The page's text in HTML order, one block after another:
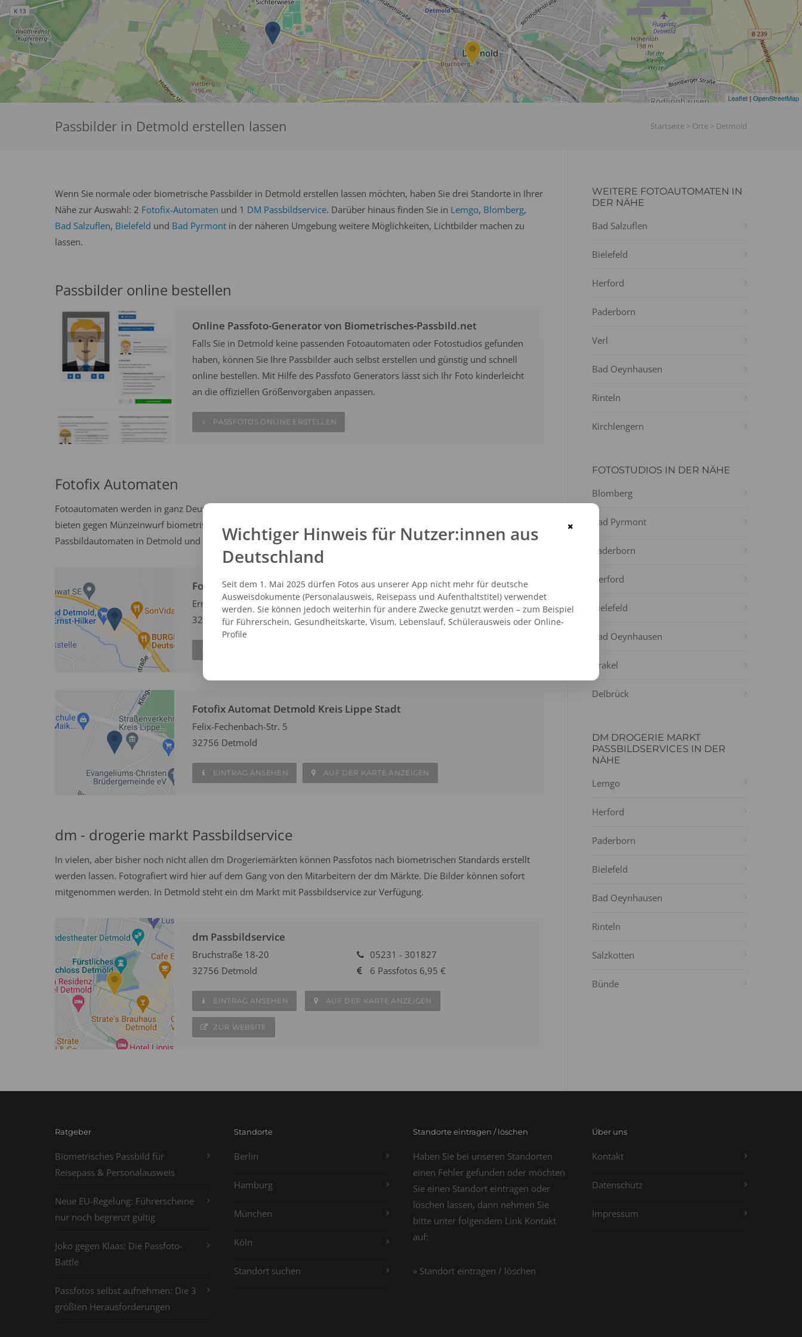
Leaflet|OpenStreetMap
Passbilder in Detmold erstellen lassen Startseite > Orte > Detmold
Wenn Sie normale oder biometrische Passbilder in Detmold erstellen lassen möchten, haben Sie drei Standorte in Ihrer
Nähe zur Auswahl: 2 Fotofix-Automaten und 1 DM Passbildservice. Darüber hinaus finden Sie in Lemgo, Blomberg,
Bad Salzuflen, Bielefeld und Bad Pyrmont in der näheren Umgebung weitere Möglichkeiten, Lichtbilder machen zu
lassen.
Passbilder online bestellen
Online Passfoto-Generator von Biometrisches-Passbild.net
Falls Sie in Detmold keine passenden Fotoautomaten oder Fotostudios gefunden
haben, können Sie Ihre Passbilder auch selbst erstellen und günstig und schnell
online bestellen. Mit Hilfe des Passfoto Generators lässt sich Ihr Foto kinderleicht
an die offiziellen Größenvorgaben anpassen.
PASSFOTOS ONLINE ERSTELLEN
Fotofix Automaten
Fotoautomaten werden in ganz Deutschland häufig an belebten Orten wie Bahnhöfen oder Flughäfen aufgestellt und
bieten gegen Münzeinwurf biometrische Passbilder nach offiziellen Vorgaben. Wählen Sie aus einem der zwei Fotofix-
Passbildautomaten in Detmold und erstellen Sie vor Ort innerhalb weniger Minuten Ihre eigenen Passfotos.
Fotofix Automat Detmold Kaufland
Ernst-Hilker-Straße
32758 Detmold
Fotofix Automat Detmold Kreis Lippe Stadt
Felix-Fechenbach-Str. 5
32756 Detmold
EINTRAG ANSEHEN AUF DER KARTE ANZEIGEN
dm - drogerie markt Passbildservice
In vielen, aber bisher noch nicht allen dm Drogeriemärkten können Passfotos nach biometrischen Standards erstellt
werden lassen. Fotografiert wird hier auf dem Gang von den Mitarbeitern der dm Märkte. Die Bilder können sofort
mitgenommen werden. In Detmold steht ein dm Markt mit Passbildservice zur Verfügung.
dm Passbildservice
Bruchstraße 18-20
32756 Detmold
05231 - 301827
6 Passfotos 6,95 €
EINTRAG ANSEHEN AUF DER KARTE ANZEIGEN
ZUR WEBSITE
WEITERE FOTOAUTOMATEN IN
DER NÄHE
Bad Salzuflen
Bielefeld
Herford
Paderborn
Verl
Bad Oeynhausen
Rinteln
Kirchlengern
FOTOSTUDIOS IN DER NÄHE
Blomberg
Bad Pyrmont
Paderborn
Herford
Bielefeld
Bad Oeynhausen
Brakel
Delbrück
DM DROGERIE MARKT
PASSBILDSERVICES IN DER
NÄHE
Lemgo
Herford
Paderborn
Bielefeld
Bad Oeynhausen
Rinteln
Salzkotten
Bünde
Ratgeber
Biometrisches Passbild für
Reisepass & Personalausweis
Neue EU-Regelung: Führerscheine
nur noch begrenzt gültig
Joko gegen Klaas: Die Passfoto-
Battle
Passfotos selbst aufnehmen: Die 3
größten Herausforderungen
Standorte
Berlin
Hamburg
München
Köln
Standort suchen
Standorte eintragen / löschen
Haben Sie bei unseren Standorten
einen Fehler gefunden oder möchten
Sie einen Standort eintragen oder
löschen lassen, dann nehmen Sie
bitte unter folgendem Link Kontakt
auf:
» Standort eintragen / löschen
Über uns
Kontakt
Datenschutz
Impressum
×
Wichtiger Hinweis für Nutzer:innen aus
Deutschland
Seit dem 1. Mai 2025 dürfen Fotos aus unserer App nicht mehr für deutsche
Ausweisdokumente (Personalausweis, Reisepass und Aufenthaltstitel) verwendet
werden. Sie können jedoch weiterhin für andere Zwecke genutzt werden – zum Beispiel
für Führerschein, Gesundheitskarte, Visum, Lebenslauf, Schülerausweis oder Online-
Profile